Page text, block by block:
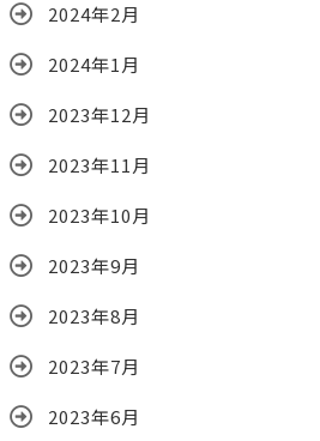
2024年2月
2024年1月
2023年12月
2023年11月
2023年10月
2023年9月
2023年8月
2023年7月
2023年6月